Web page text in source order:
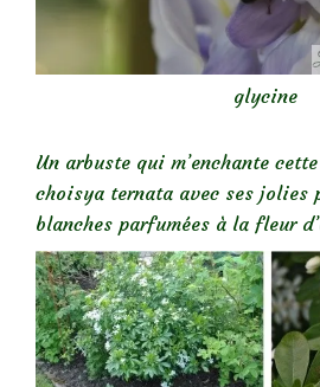
glycine
Un arbuste qui m’enchante
choisya ternata avec ses jolies
blanches parfumées à la fleur